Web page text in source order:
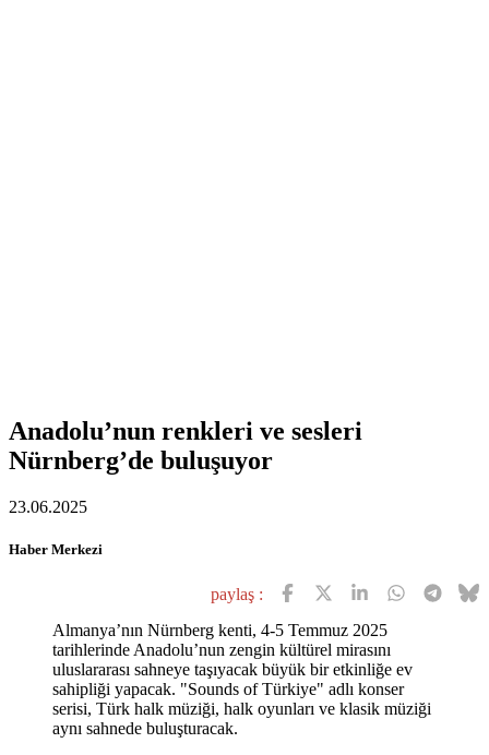
Anadolu’nun renkleri ve sesleri
Nürnberg’de buluşuyor
23.06.2025
Haber Merkezi
paylaş :
Almanya’nın Nürnberg kenti, 4-5 Temmuz 2025
tarihlerinde Anadolu’nun zengin kültürel mirasını
uluslararası sahneye taşıyacak büyük bir etkinliğe ev
sahipliği yapacak. "Sounds of Türkiye" adlı konser
serisi, Türk halk müziği, halk oyunları ve klasik müziği
aynı sahnede buluşturacak.